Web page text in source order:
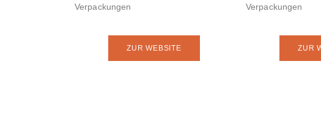
Verpackungen
ZUR WEBSITE
Verpackungen
ZUR